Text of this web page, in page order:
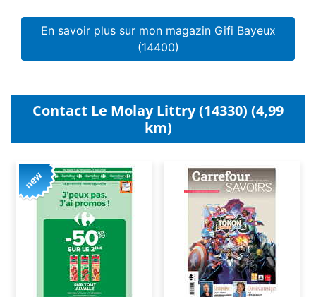
En savoir plus sur mon magazin Gifi Bayeux
(14400)
Contact Le Molay Littry (14330) (4,99
km)